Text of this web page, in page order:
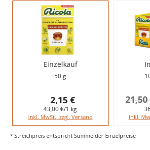
Einzelkauf
50 g
2,15 €
43,00 €/1 kg
inkl. MwSt., zzgl. Versand inkl.
* Streichpreis entspricht Summe der Einzelpreise